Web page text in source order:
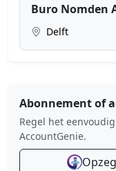
Buro Nomden
Delft
Abonnement of
Regel het
AccountGenie.